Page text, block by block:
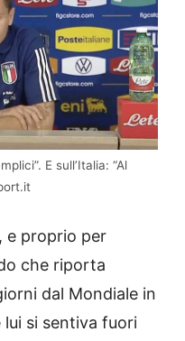
E sull’Italia: “Al
e proprio per
che riporta
dal Mondiale in
si sentiva fuori